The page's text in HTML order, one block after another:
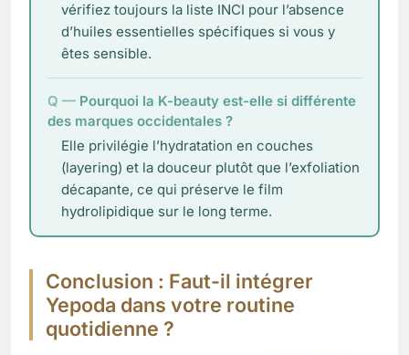
vérifiez toujours la liste INCI pour l’absence
d’huiles essentielles spécifiques si vous y
êtes sensible.
Pourquoi la K-beauty est-elle si différente
des marques occidentales ?
Elle privilégie l’hydratation en couches
(layering) et la douceur plutôt que l’exfoliation
décapante, ce qui préserve le film
hydrolipidique sur le long terme.
Conclusion : Faut-il intégrer
Yepoda dans votre routine
quotidienne ?